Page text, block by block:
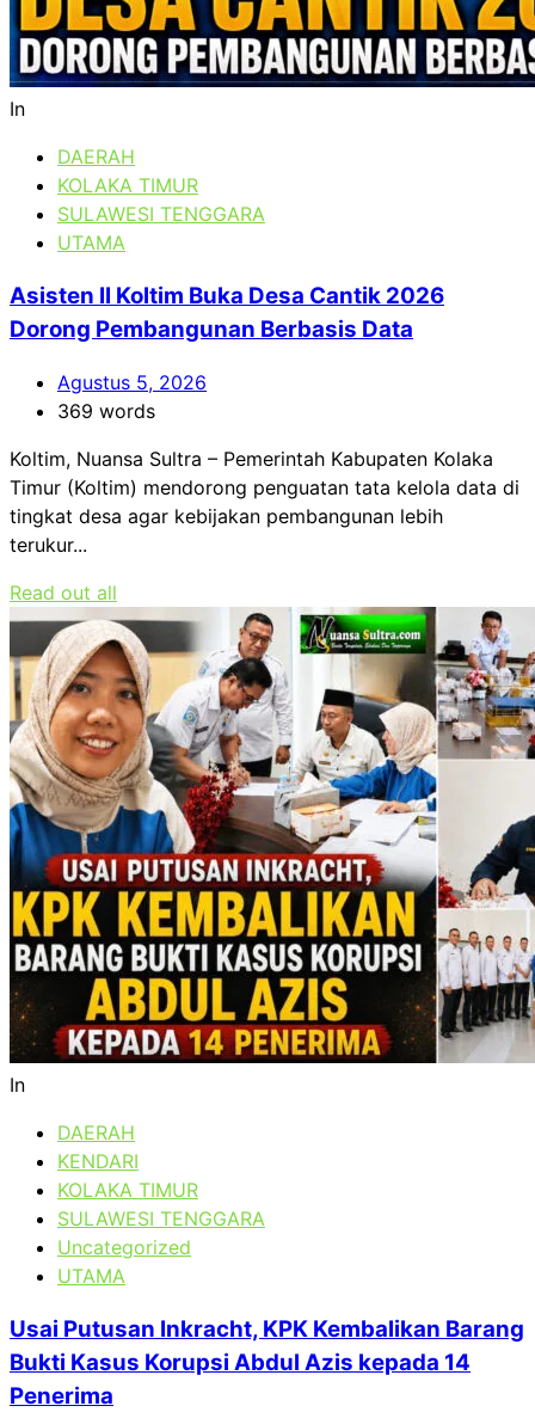
In
DAERAH
KOLAKA TIMUR
SULAWESI TENGGARA
UTAMA
Asisten II Koltim Buka Desa Cantik 2026
Dorong Pembangunan Berbasis Data
Agustus 5, 2026
369 words
Koltim, Nuansa Sultra – Pemerintah Kabupaten Kolaka
Timur (Koltim) mendorong penguatan tata kelola data di
tingkat desa agar kebijakan pembangunan lebih
terukur...
Read out all
In
DAERAH
KENDARI
KOLAKA TIMUR
SULAWESI TENGGARA
Uncategorized
UTAMA
Usai Putusan Inkracht, KPK Kembalikan Barang
Bukti Kasus Korupsi Abdul Azis kepada 14
Penerima